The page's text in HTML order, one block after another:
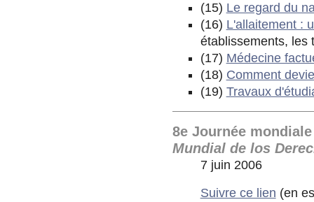
(15) Le regard du
(16) L'allaitement :
établissements, les
(17) Médecine
(18) Comment
(19) Travaux
8e Journée
Mundial de los
7 juin 2006
Suivre ce lien (en